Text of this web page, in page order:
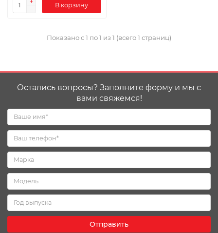
В корзину
Показано с 1 по 1 из 1 (всего 1 страниц)
Остались вопросы? Заполните форму и мы с
вами свяжемся!
Отправить